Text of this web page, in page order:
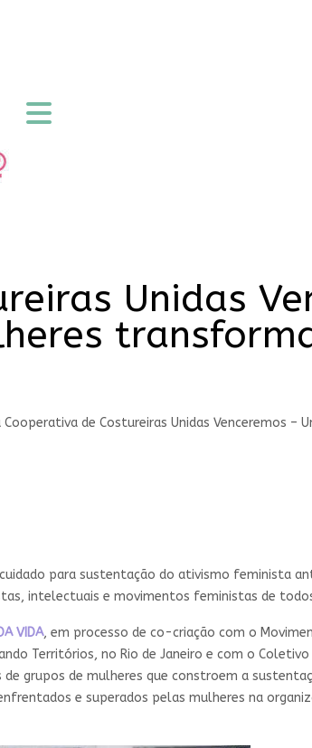
Unidas
de Costureiras Unidas Venceremos –
para sustentação do ativismo feminista
intelectuais e movimentos feministas de
VIDA, em processo de co-criação com o
Territórios, no Rio de Janeiro e com o
de grupos de mulheres que constroem a
e superados pelas mulheres na